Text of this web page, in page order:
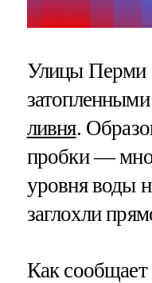
Улицы Перми
затопленными
ливня.
пробки —
уровня воды
заглохли
Как сообщает